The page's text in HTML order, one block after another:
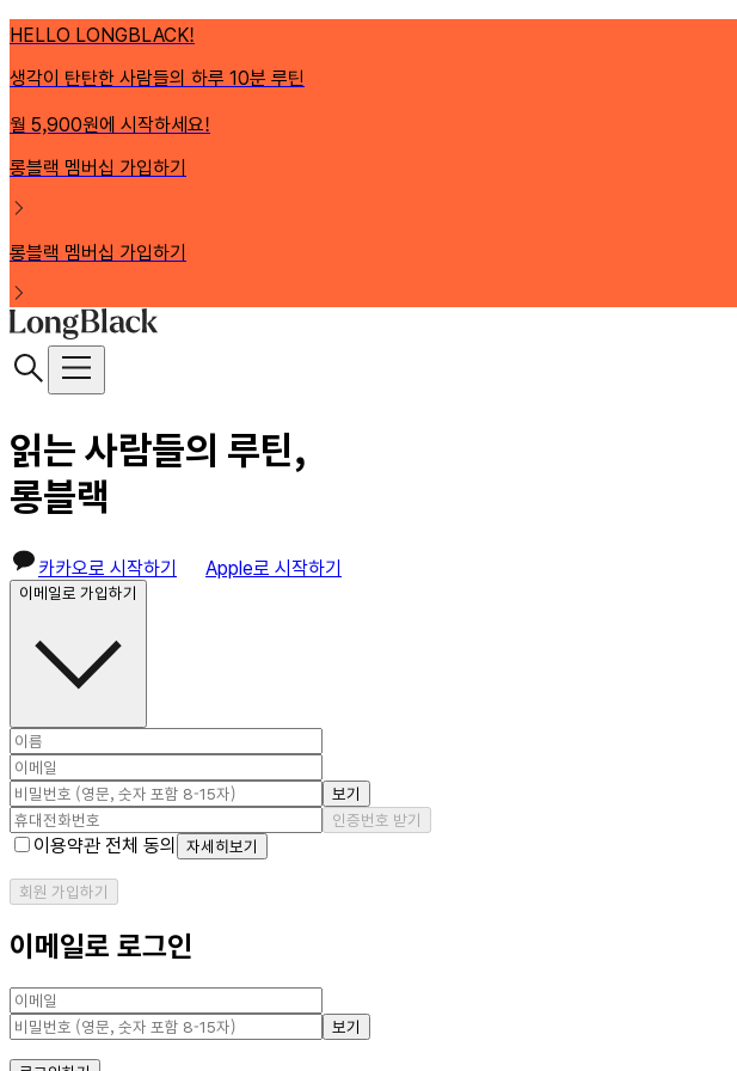
HELLO LONGBLACK!
생각이 탄탄한 사람들의 하루 10분 루틴
월 5,900원에 시작하세요!
롱블랙 멤버십 가입하기
롱블랙 멤버십 가입하기
읽는 사람들의 루틴,
롱블랙
카카오로 시작하기 Apple로 시작하기
이메일로 가입하기
보기
인증번호 받기
이용약관 전체 동의 자세히보기
회원 가입하기
이메일로 로그인
보기